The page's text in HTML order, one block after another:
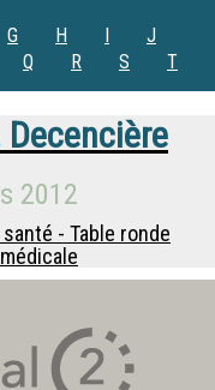
G H I
J
Q R S
T
Decencière
2012
- Table ronde